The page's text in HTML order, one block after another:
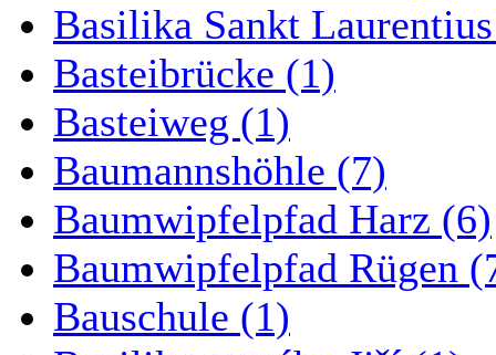
Basilika Sankt
Basteibrücke (1)
Basteiweg (1)
Baumannshöhle (7)
Baumwipfelpfad Harz (6)
Baumwipfelpfad Rügen
Bauschule (1)